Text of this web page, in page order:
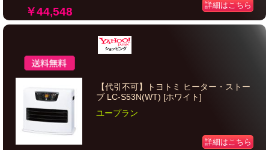
￥44,548
詳細はこちら
【代引不可】トヨトミ ヒーター・ストー
ブ LC-S53N(WT) [ホワイト]
ユープラン
詳細はこちら